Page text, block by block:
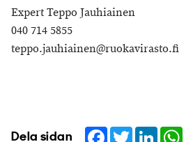
Expert Teppo Jauhiainen
040 714 5855
teppo.jauhiainen@ruokavirasto.fi
Dela sidan Facebook
TwitterLinkedIn